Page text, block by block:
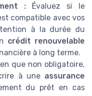
: Évaluez si le
compatible avec vos
à la durée du
crédit renouvelable
à long terme.
que non obligatoire,
à une assurance
du prêt en cas